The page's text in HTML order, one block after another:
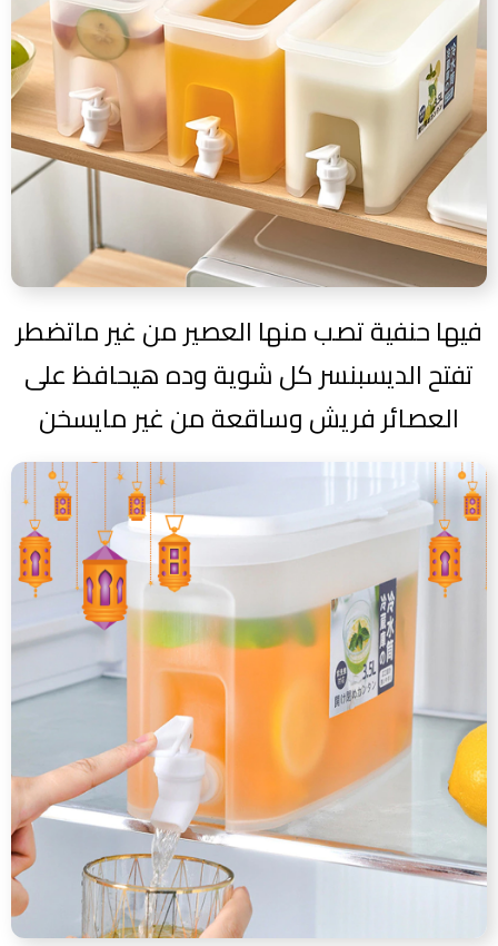
فيها حنفية تصب منها العصير من غير ماتضطر
تفتح الديسبنسر كل شوية وده هيحافظ على
العصائر فريش وساقعة من غير مايسخن